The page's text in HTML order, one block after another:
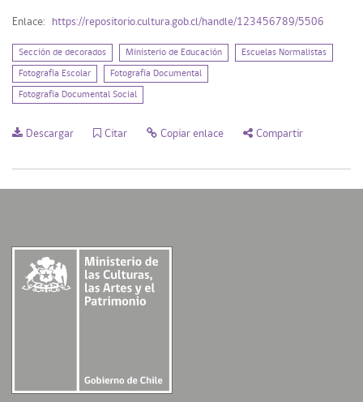
Enlace: https://repositorio.cultura.gob.cl/handle/123456789/5506
Sección de decorados Ministerio de Educación Escuelas Normalistas
Fotografía Escolar Fotografía Documental
Fotografía Documental Social
Descargar Citar Copiar enlace Compartir